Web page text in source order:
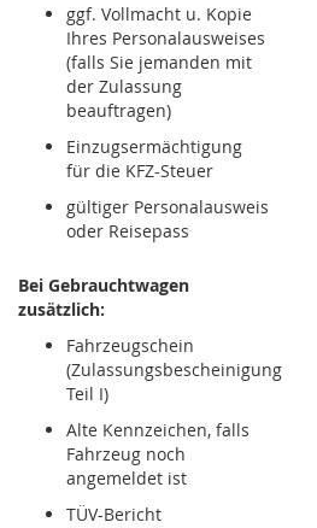
ggf. Vollmacht u. Kopie
Ihres Personalausweises
(falls Sie jemanden mit
der Zulassung
beauftragen)
Einzugsermächtigung
für die KFZ-Steuer
gültiger Personalausweis
oder Reisepass
Bei Gebrauchtwagen
zusätzlich:
Fahrzeugschein
(Zulassungsbescheinigung
Teil I)
Alte Kennzeichen, falls
Fahrzeug noch
angemeldet ist
TÜV-Bericht